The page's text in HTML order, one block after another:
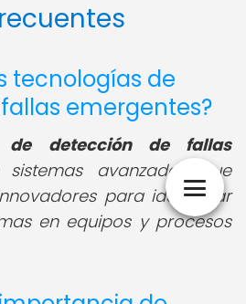
tecnologías de
emergentes?
de detección de fallas
avanzados que
para identificar
en equipos y procesos